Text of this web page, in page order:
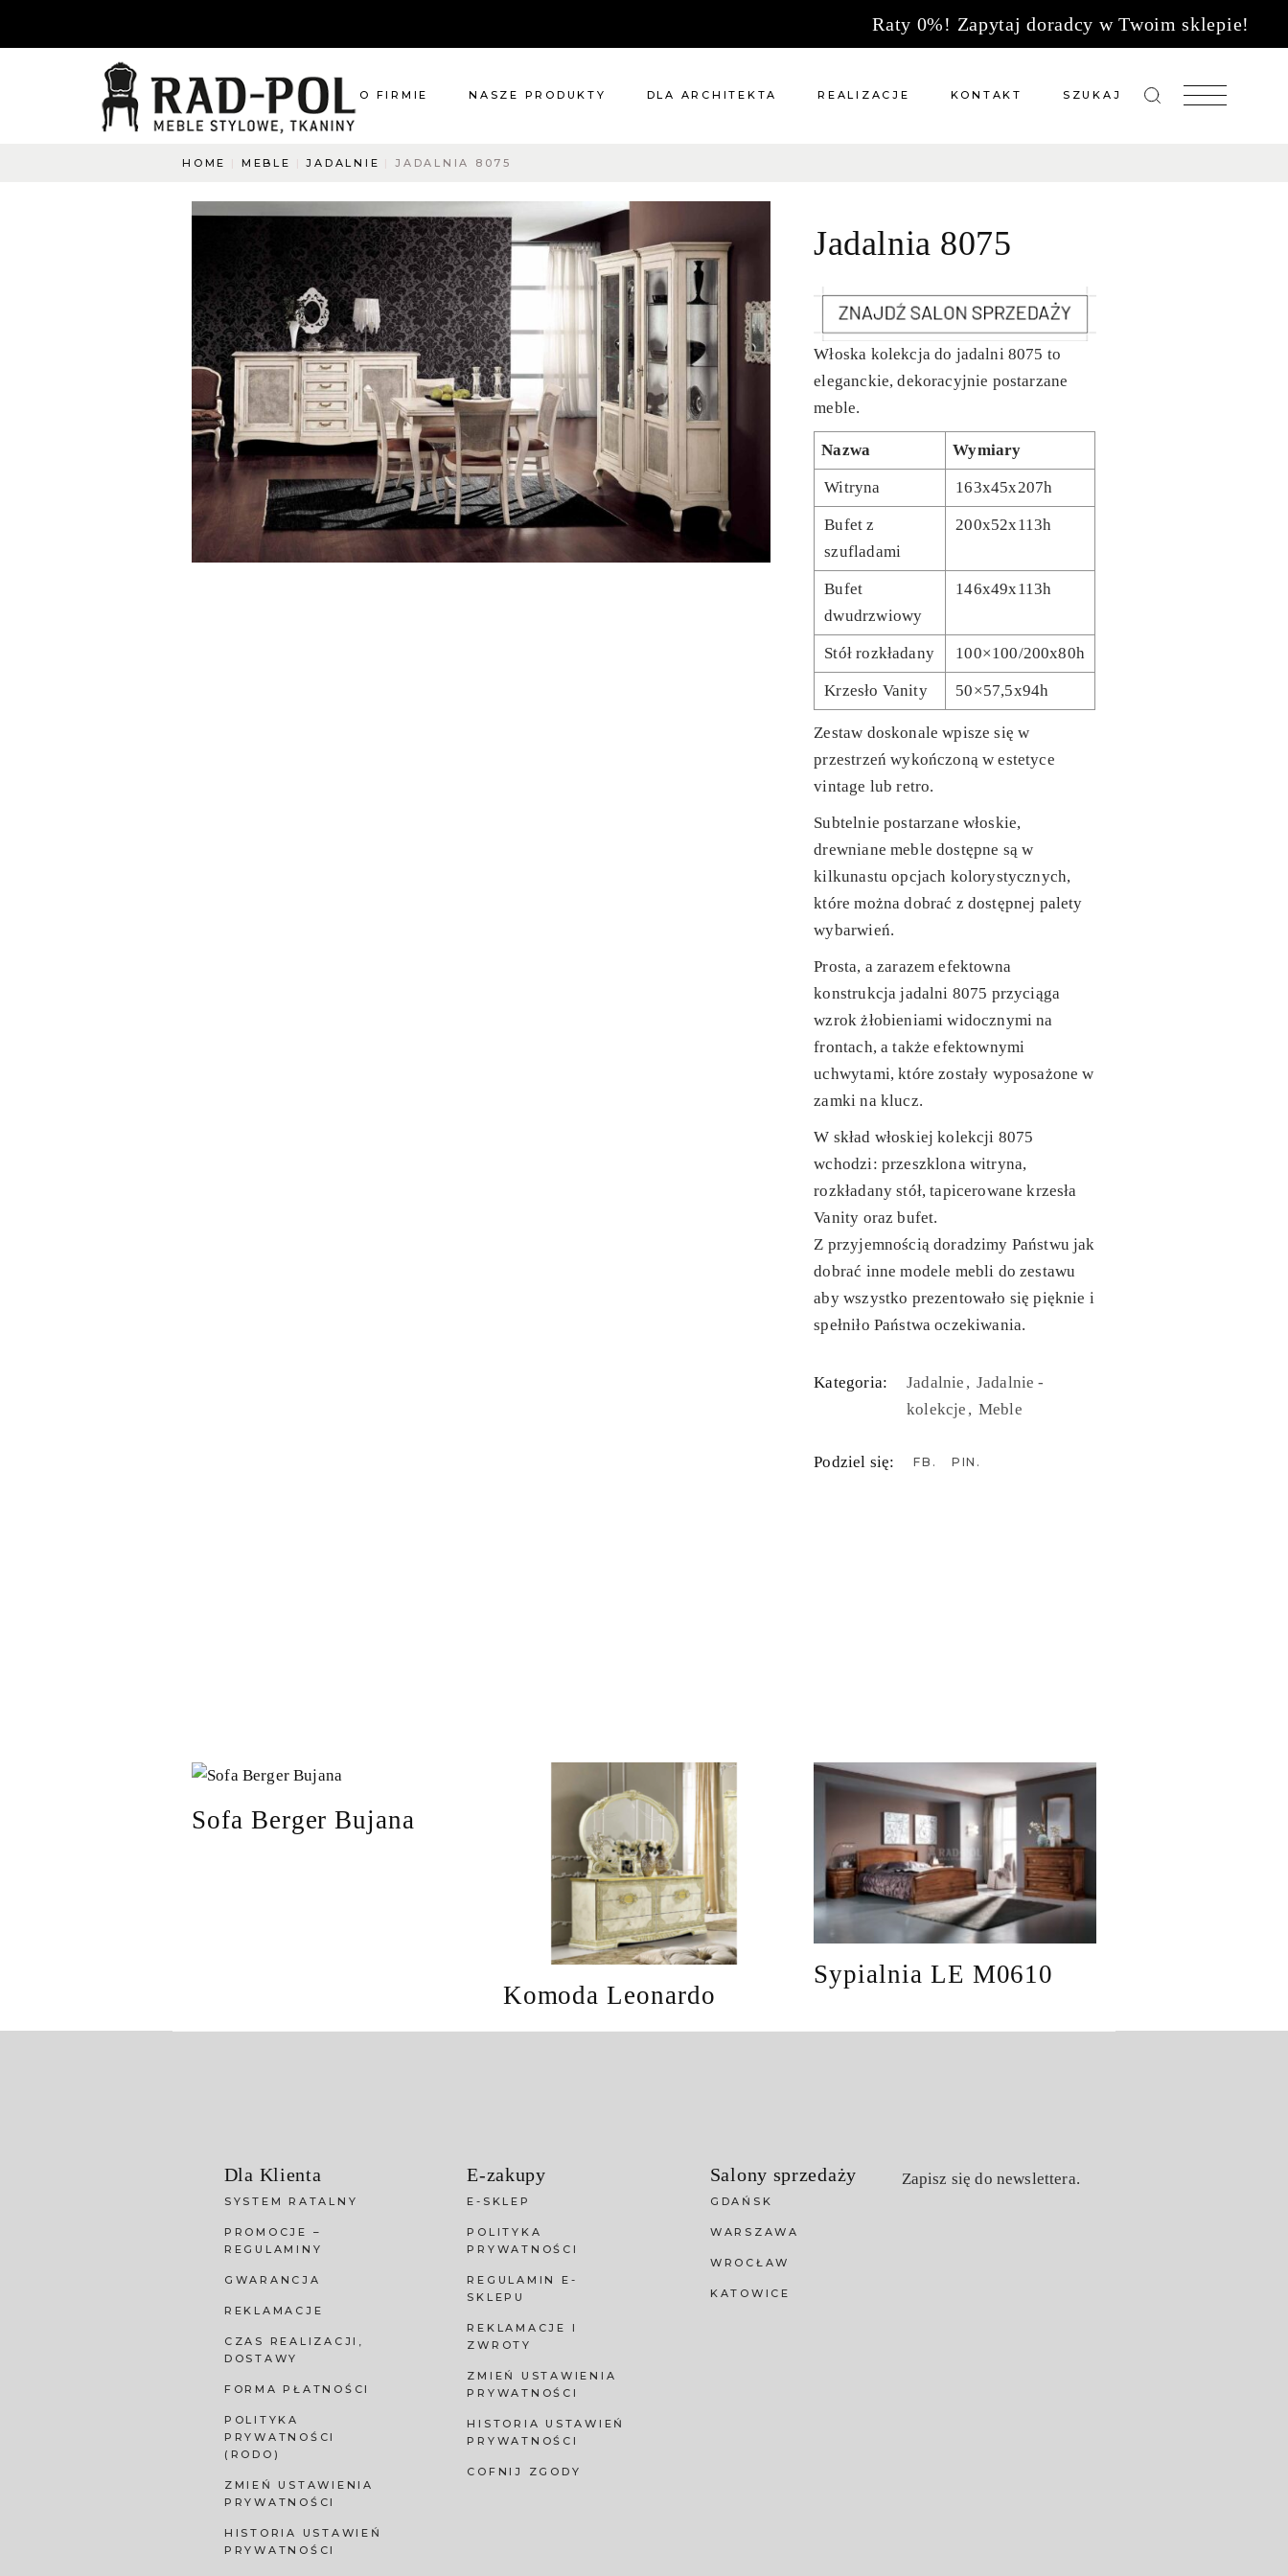
Raty 0%! Zapytaj doradcy w Twoim sklepie!
O FIRMIE
Aktualności
O co pytacie?
Napisz do nas
NASZE PRODUKTY
Oświetlenie
Renowacje
Kuchnie
Dodatki
Tkaniny
Katalog
DLA ARCHITEKTA REALIZACJE KONTAKT
Kuchnie
SZUKAJ
HOME MEBLE JADALNIE JADALNIA 8075
Jadalnia 8075
Włoska kolekcja do jadalni 8075 to
eleganckie, dekoracyjnie postarzane
meble.
Nazwa Wymiary
Witryna 163x45x207h
Bufet z
szufladami
200x52x113h
Bufet
dwudrzwiowy
146x49x113h
Stół rozkładany 100×100/200x80h
Krzesło Vanity 50×57,5x94h
Zestaw doskonale wpisze się w
przestrzeń wykończoną w estetyce
vintage lub retro.
Subtelnie postarzane włoskie,
drewniane meble dostępne są w
kilkunastu opcjach kolorystycznych,
które można dobrać z dostępnej palety
wybarwień.
Prosta, a zarazem efektowna
konstrukcja jadalni 8075 przyciąga
wzrok żłobieniami widocznymi na
frontach, a także efektownymi
uchwytami, które zostały wyposażone w
zamki na klucz.
W skład włoskiej kolekcji 8075
wchodzi: przeszklona witryna,
rozkładany stół, tapicerowane krzesła
Vanity oraz bufet.
Z przyjemnością doradzimy Państwu jak
dobrać inne modele mebli do zestawu
aby wszystko prezentowało się pięknie i
spełniło Państwa oczekiwania.
Kategoria: Jadalnie Jadalnie -
kolekcje Meble
Podziel się: FB PIN
Sofa Berger Bujana
Komoda Leonardo
Sypialnia LE M0610
Dla Klienta
SYSTEM RATALNY
PROMOCJE –
REGULAMINY
GWARANCJA
REKLAMACJE
CZAS REALIZACJI,
DOSTAWY
FORMA PŁATNOŚCI
POLITYKA
PRYWATNOŚCI
(RODO)
ZMIEŃ USTAWIENIA
PRYWATNOŚCI
HISTORIA USTAWIEŃ
PRYWATNOŚCI
E-zakupy
E-SKLEP
POLITYKA
PRYWATNOŚCI
REGULAMIN E-
SKLEPU
REKLAMACJE I
ZWROTY
ZMIEŃ USTAWIENIA
PRYWATNOŚCI
HISTORIA USTAWIEŃ
PRYWATNOŚCI
COFNIJ ZGODY
Salony sprzedaży
GDAŃSK
WARSZAWA
WROCŁAW
KATOWICE
Zapisz się do newslettera.